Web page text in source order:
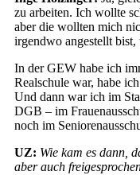
zu arbeiten. Ich wollte
aber die wollten mich
irgendwo angestellt bist,
In der GEW habe ich
Realschule war, habe
Und dann war ich im
DGB – im
noch im
UZ: Wie kam es dann,
aber auch